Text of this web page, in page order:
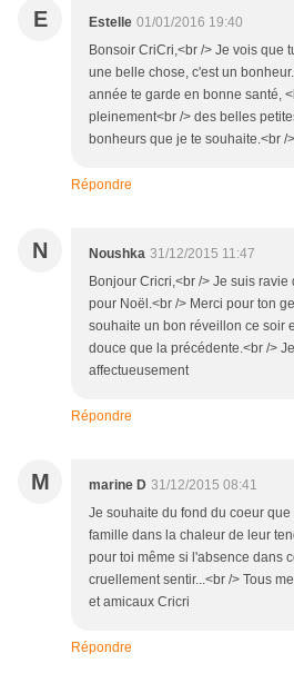
E Estelle 01/01/2016 19:40
Bonsoir CriCri,<br /> Je vois que
une belle chose, c'est un
année te garde en bonne santé,
pleinement<br /> des belles
bonheurs que je te souhaite.<br /
Répondre
N Noushka 31/12/2015 11:47
Bonjour Cricri,<br /> Je suis
pour Noël.<br /> Merci pour ton
souhaite un bon réveillon ce soir
douce que la précédente.<br />
affectueusement
Répondre
M marine D 31/12/2015 08:41
Je souhaite du fond du coeur
famille dans la chaleur de leur
pour toi même si l'absence dans
cruellement sentir...<br /> Tous
et amicaux Cricri
Répondre